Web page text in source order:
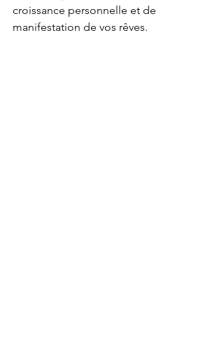
croissance personnelle et de
manifestation de vos rêves.